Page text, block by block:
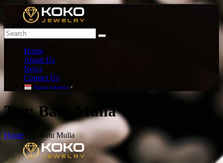
Home
About Us
News
Contact Us
Bahasa Indonesia ▼
T ag: Batu Mulia
Home Tag: Batu Mulia